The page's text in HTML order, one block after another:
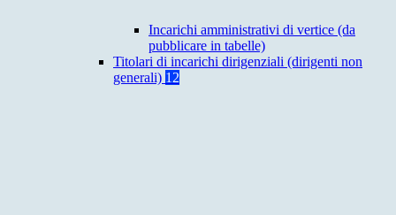
Incarichi amministrativi di vertice (da
pubblicare in tabelle)
Titolari di incarichi dirigenziali (dirigenti non
generali) 12